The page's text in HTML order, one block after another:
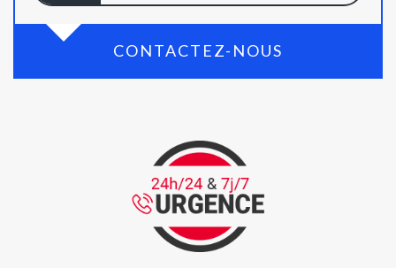
CONTACTEZ-NOUS